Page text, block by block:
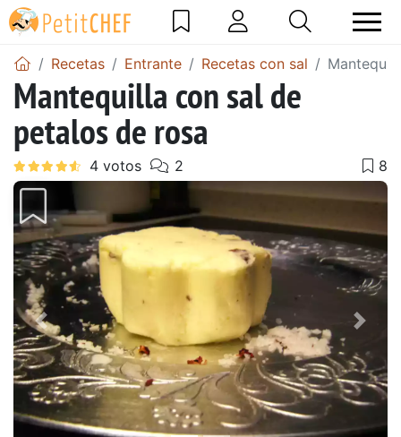
Recetas Entrante Recetas con sal
Mantequilla con sal de
petalos de rosa
Anterior